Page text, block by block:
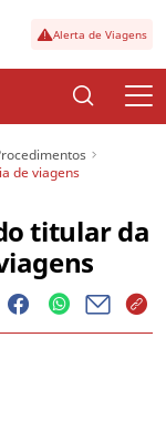
Alerta de Viagens
de viagens
titular da